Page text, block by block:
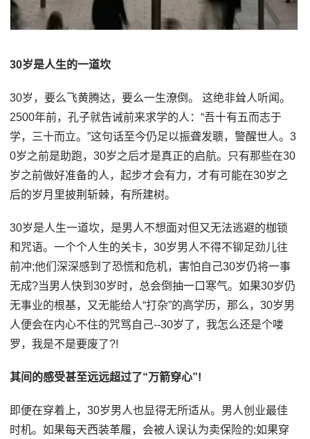
30岁是人生的一道坎
30岁，要么飞黄腾达，要么一生潦倒。 这绝非耸人听闻。
2500年前，孔子就告诫前来求学的人：“吾十有五而志于
学，三十而立。”这句话至今仍足以振聋发聩，警醒世人。3
0岁之前是助跑，30岁之后才是真正的启航。只有那些在30
岁之前做好准备的人，起步才会有力，才有可能在30岁之
后的岁月里披荆斩棘，有所建树。
30岁是人生一道坎，是男人不想面对但又无法逃避的枷锁
和咒语。一个个人生的关卡，30岁男人不得不铆足劲儿往
前冲;他们深深感到了恐慌和危机，害怕自己30岁仍将一事
无成?当男人快到30岁时，总会倒抽一口寒气。如果30岁仍
无事业的根基，又无能给人“打杂”的高学历，那么，30岁男
人便会在内心不住的咒骂自己--30岁了，我怎么还是个喽
罗，我是不是要废了?!
其间的感受甚至远远超过了“万箭穿心”!
即便在穿着上，30岁男人也显得无所适从。男人创业最佳
时机。如果每天西装革履，会被人误认为卖保险的;如果穿